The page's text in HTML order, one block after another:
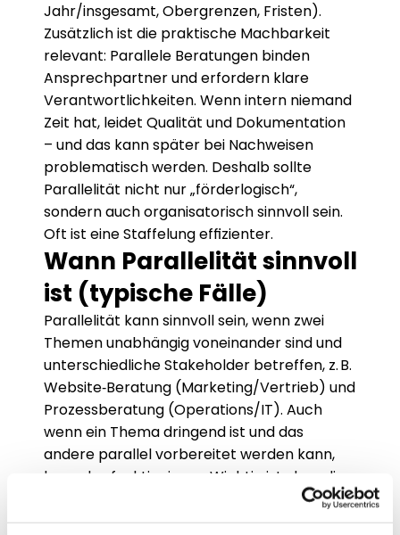
Jahr/insgesamt, Obergrenzen, Fristen).
Zusätzlich ist die praktische Machbarkeit
relevant: Parallele Beratungen binden
Ansprechpartner und erfordern klare
Verantwortlichkeiten. Wenn intern niemand
Zeit hat, leidet Qualität und Dokumentation
– und das kann später bei Nachweisen
problematisch werden. Deshalb sollte
Parallelität nicht nur „förderlogisch“,
sondern auch organisatorisch sinnvoll sein.
Oft ist eine Staffelung effizienter.
Wann Parallelität sinnvoll
ist (typische Fälle)
Parallelität kann sinnvoll sein, wenn zwei
Themen unabhängig voneinander sind und
unterschiedliche Stakeholder betreffen, z. B.
Website‑Beratung (Marketing/Vertrieb) und
Prozessberatung (Operations/IT). Auch
wenn ein Thema dringend ist und das
andere parallel vorbereitet werden kann,
kann das funktionieren. Wichtig ist, dass die
Ergebnisse nicht voneinander abhängen,
sonst entsteht automatisch ein